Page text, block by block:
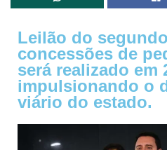
Leilão do
concessões de
será realizado em
impulsionando o
viário do estado.